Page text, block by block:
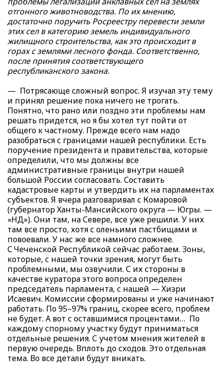
отгонного животноводства. По их мнению,
достаточно поручить Росреестру перевести земли
этих сел в категорию земель индивидуального
жилищного строительства, как это происходит в
горах с землями лесного фонда. Соответственно,
после принятия соответствующего
республиканского закона.
— Потрясающе сложный вопрос. Я изучал эту тему
и принял решение пока ничего не трогать.
Понятно, что рано или поздно эти проблемы нам
решать придется, но я бы хотел тут пойти от
общего к частному. Прежде всего нам надо
разобраться с границами нашей республики. Есть
поручение президента и правительства, которые
определили, что мы должны все
административные границы внутри нашей
большой России согласовать. Составить
кадастровые карты и утвердить их на парламентах
субъектов. Я вчера разговаривал с Комаровой
(губернатор Ханты-Мансийского округа — Югры. —
«НД»). Они там, на Севере, все уже решили. У них
там все просто, хотя с оленьими пастбищами и
повоевали. У нас же все намного сложнее.
С Чеченской Республикой сейчас работаем. Зоны,
которые, с нашей точки зрения, могут быть
проблемными, мы озвучили. С их стороны в
качестве куратора этого вопроса определен
председатель парламента, с нашей — Хизри
Исаевич. Комиссии сформированы и уже начинают
работать. По 95–97% границ, скорее всего, проблем
не будет. А вот с оставшимися процентами… По
каждому спорному участку будут приниматься
отдельные решения. С учетом мнения жителей в
первую очередь. Вплоть до сходов. Это отдельная
тема. Во все детали будут вникать.